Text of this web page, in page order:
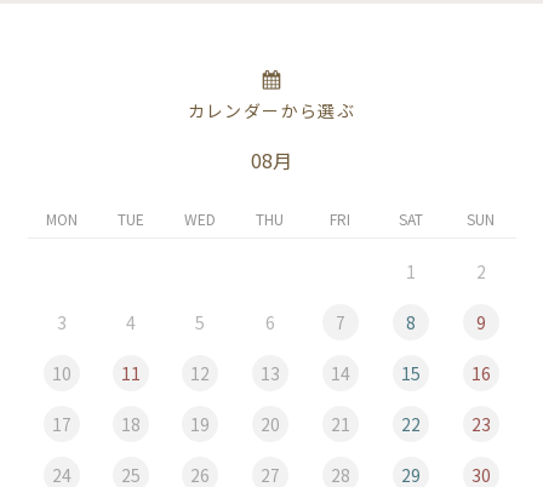
カレンダーから選ぶ
08月
MON TUE WED THU FRI SAT SUN
1 2
3 4 5 6 7 8 9
10 11 12 13 14 15 16
17 18 19 20 21 22 23
24 25 26 27 28 29 30